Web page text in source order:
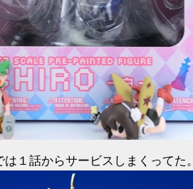
１話からサービスしまくってた。